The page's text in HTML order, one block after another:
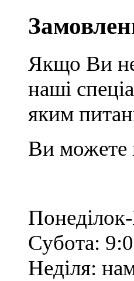
Якщо Ви не
наші
яким
Ви можете
Субота:
Неділя: